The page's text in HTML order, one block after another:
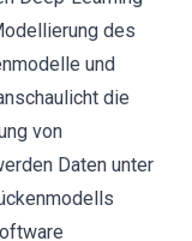
des
und
die
von
Daten unter